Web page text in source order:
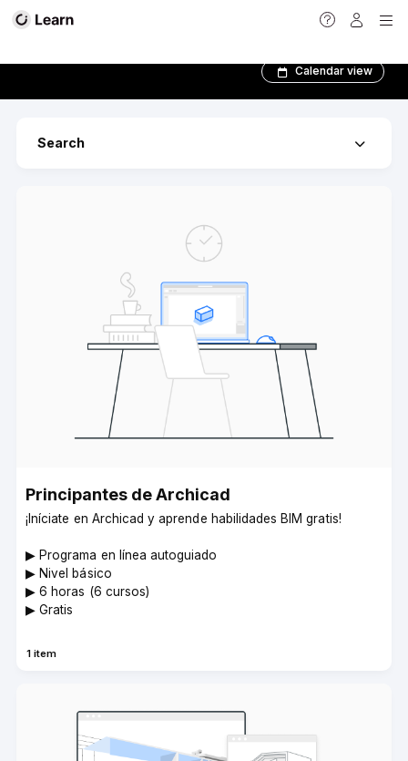
Calendar view
Search Expand
Principantes de Archicad­
¡Iníciate en Archicad y aprende habilidades BIM gratis!
▶︎ Programa en línea autoguiado
▶︎ Nivel básico
▶︎ 6 horas (6 cursos)
▶︎ Gratis
1 item